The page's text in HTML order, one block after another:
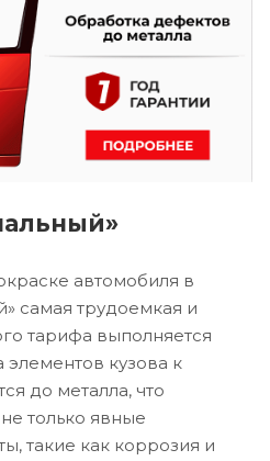
автомобиля в
самая трудоемкая и
тарифа выполняется
элементов кузова к
до металла, что
только явные
такие как коррозия и